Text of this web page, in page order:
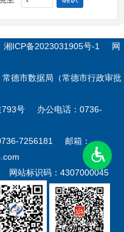
湘ICP备2023031905号-1
网
常德市数据局（常德市行政审批
号
办公电话：0736-
7256181
邮箱：
网站标识码：4307000045